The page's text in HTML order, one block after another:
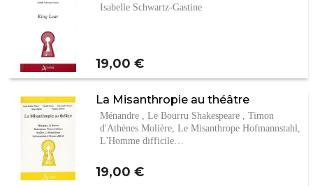
Isabelle Schwartz-Gastine
Prix
19,00 €
La Misanthropie au théâtre
Ménandre , Le Bourru Shakespeare , Timon
d'Athènes Molière, Le Misanthrope Hofmannstahl,
L'Homme difficile…
Prix
19,00 €